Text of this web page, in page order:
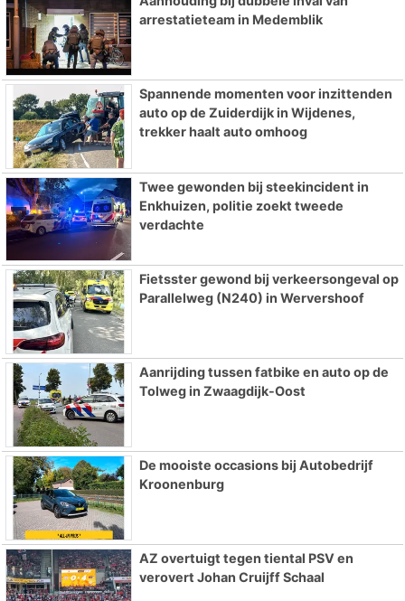
arrestatieteam in Medemblik
Spannende momenten voor inzittenden
auto op de Zuiderdijk in Wijdenes,
trekker haalt auto omhoog
Twee gewonden bij steekincident in
Enkhuizen, politie zoekt tweede
verdachte
Fietsster gewond bij verkeersongeval op
Parallelweg (N240) in Wervershoof
Aanrijding tussen fatbike en auto op de
Tolweg in Zwaagdijk-Oost
De mooiste occasions bij Autobedrijf
Kroonenburg
AZ overtuigt tegen tiental PSV en
verovert Johan Cruijff Schaal